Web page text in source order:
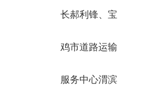
长郝利锋、宝
鸡市道路运输
服务中心渭滨